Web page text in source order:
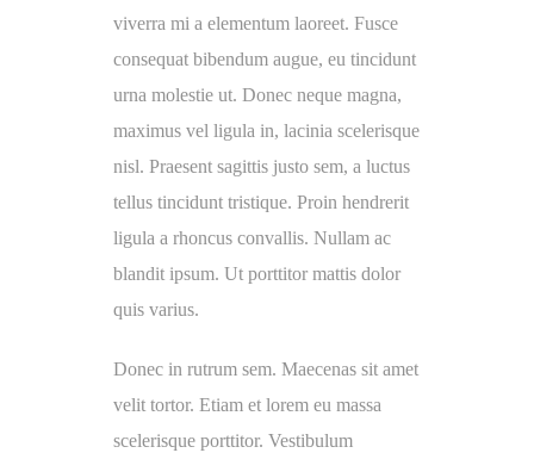
viverra mi a elementum laoreet. Fusce
consequat bibendum augue, eu tincidunt
urna molestie ut. Donec neque magna,
maximus vel ligula in, lacinia scelerisque
nisl. Praesent sagittis justo sem, a luctus
tellus tincidunt tristique. Proin hendrerit
ligula a rhoncus convallis. Nullam ac
blandit ipsum. Ut porttitor mattis dolor
quis varius.
Donec in rutrum sem. Maecenas sit amet
velit tortor. Etiam et lorem eu massa
scelerisque porttitor. Vestibulum